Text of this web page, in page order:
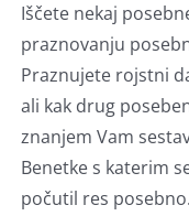
Iščete nekaj
praznovanju
Praznujete rojstni
ali kak drug
znanjem Vam
Benetke s katerim
počutil res